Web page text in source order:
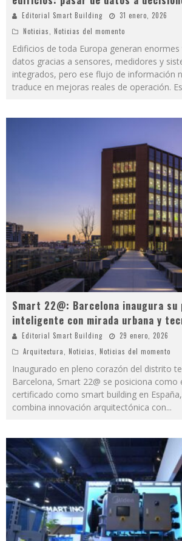
Editorial Smart Building
31 enero, 2026
Noticias, Noticias del momento
Edificios de toda Europa generan
datos gracias a sensores, medidores y
integrados, pero ese flujo de información
traduce en mejoras reales de operación. Es
Smart 22@: Barcelona inaugura
inteligente con mirada urbana y
Editorial Smart Building
29 enero, 2026
Arquitectura
Noticias Noticias del momento
Inaugurado en pleno corazón del distrito
Barcelona, Smart 22@ se posiciona como
certificado como smart building en
combina innovación arquitectónica con...